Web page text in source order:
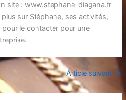
site : www.stephane-diagana.fr
sur Stéphane, ses activités,
le contacter pour une
Article suivant →